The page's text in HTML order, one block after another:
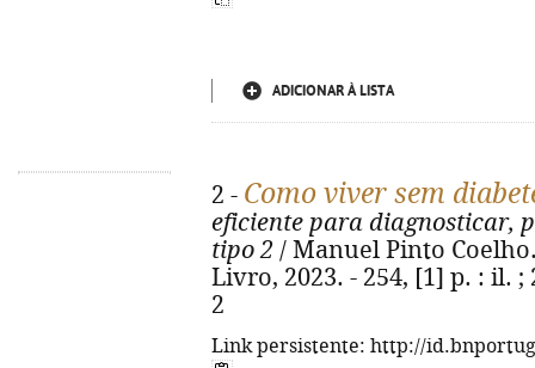
ADICIONAR À LISTA
2 - Como viver sem
eficiente para diagnosticar,
tipo 2 / Manuel Pinto
Livro, 2023. - 254, [1] p. : il. ;
2
Link persistente: http://